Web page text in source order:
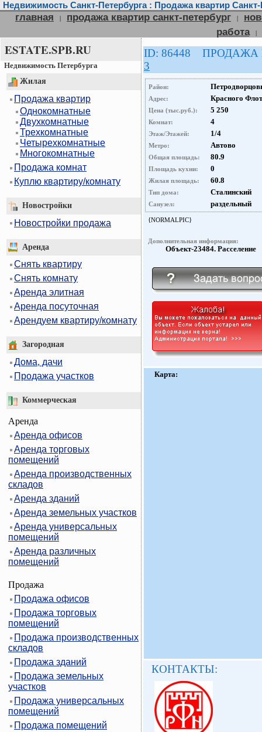
Недвижимость Санкт-Петербурга : Продажа квартир Санкт-
главная | продажа квартир санкт-петербург |
работа
|
ESTATE.SPB.RU
Недвижимость Петербурга
Жилая
Продажа квартир
Однокомнатные
Двухкомнатные
Трехкомнатные
Четырехкомнатные
Многокомнатные
Продажа комнат
Куплю квартиру/комнату
Новостройки
Новостройки продажа
Аренда
Снять квартиру
Снять комнату
Аренда элитная
Аренда посуточная
Арендуем квартиру/комнату
Загородная
Дома, дачи
Продажа участков
Коммерческая
Аренда
Аренда офисов
Аренда торговых
помещений
Аренда производственных
складов
Аренда зданий
Аренда земельных участков
Аренда универсальных
помещений
Аренда различных
помещений
Продажа
Продажа офисов
Продажа торговых
помещений
Продажа производственных
складов
Продажа зданий
Продажа земельных
участков
Продажа универсальных
помещений
Продажа помещений
ID: 86448
3
Район:
Адрес: Красного
Цена (тыс.руб.): 5 250
Комнат: 4
Этаж/Этажей: 1/4
Метро: Автово
Общая площадь: 80.9
Площадь кухни: 0
Жилая площадь: 60.8
Тип дома: Сталинский
Санузел: раздельный
{NORMALPIC}
Дополнительная информация:
Объект-23484. Расселение
Карта:
КОНТАКТЫ: